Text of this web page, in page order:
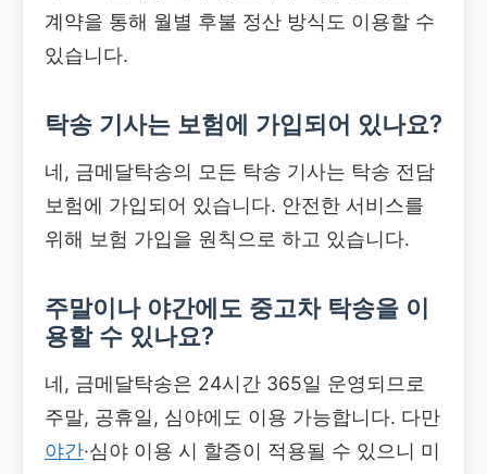
계약을 통해 월별 후불 정산 방식도 이용할 수
있습니다.
탁송 기사는 보험에 가입되어 있나요?
네, 금메달탁송의 모든 탁송 기사는 탁송 전담
보험에 가입되어 있습니다. 안전한 서비스를
위해 보험 가입을 원칙으로 하고 있습니다.
주말이나 야간에도 중고차 탁송을 이
용할 수 있나요?
네, 금메달탁송은 24시간 365일 운영되므로
주말, 공휴일, 심야에도 이용 가능합니다. 다만
야간·심야 이용 시 할증이 적용될 수 있으니 미